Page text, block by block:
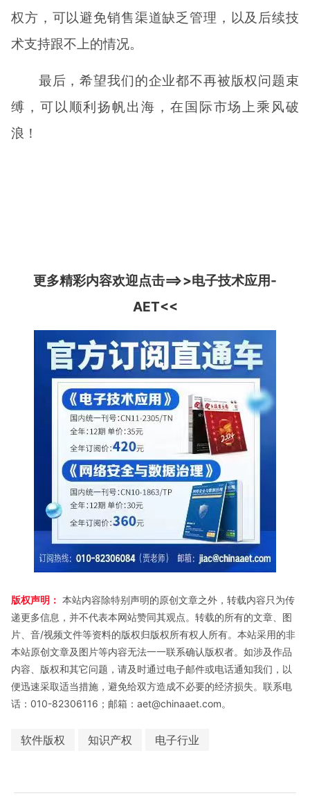
权方，可以避免销售渠道缺乏管理，以及后续技
术支持跟不上的情况。
最后，希望我们的企业都不再被版权问题束
缚，可以顺利扬帆出海，在国际市场上乘风破
浪！
更多精彩内容欢迎点击==>>电子技术应用-
AET<<
版权声明： 本站内容除特别声明的原创文章之外，转载内容只为传
递更多信息，并不代表本网站赞同其观点。转载的所有的文章、图
片、音/视频文件等资料的版权归版权所有权人所有。本站采用的非
本站原创文章及图片等内容无法一一联系确认版权者。如涉及作品
内容、版权和其它问题，请及时通过电子邮件或电话通知我们，以
便迅速采取适当措施，避免给双方造成不必要的经济损失。联系电
话：010-82306116；邮箱：aet@chinaaet.com。
软件版权 知识产权 电子行业